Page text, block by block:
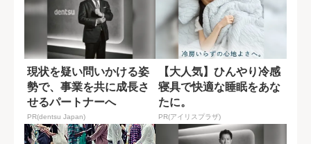
現状を疑い問いかける姿
勢で、事業を共に成長さ
せるパートナーへ
PR(dentsu Japan)
【大人気】ひんやり冷感
寝具で快適な睡眠をあな
たに。
PR(アイリスプラザ)